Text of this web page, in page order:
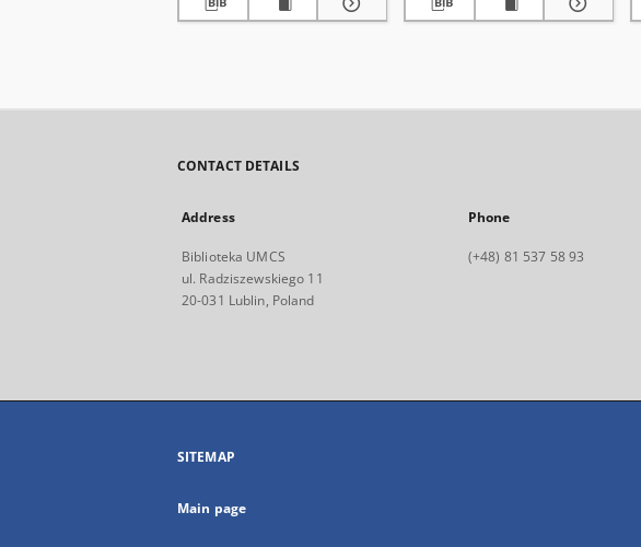
CONTACT DETAILS
Address
Biblioteka UMCS
ul. Radziszewskiego 11
20-031 Lublin, Poland
Phone
(+48) 81 537 58 93
SITEMAP
Main page